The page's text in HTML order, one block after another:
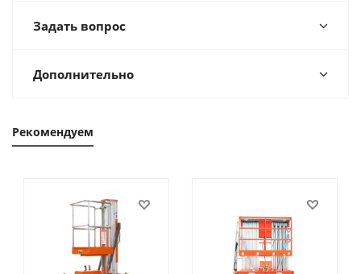
Задать вопрос
Дополнительно
Рекомендуем